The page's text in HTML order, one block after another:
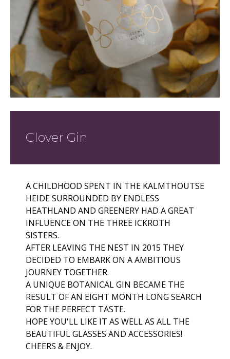
Clover Gin
A CHILDHOOD SPENT IN THE KALMTHOUTSE
HEIDE SURROUNDED BY ENDLESS
HEATHLAND AND GREENERY HAD A GREAT
INFLUENCE ON THE THREE ICKROTH
SISTERS.
AFTER LEAVING THE NEST IN 2015 THEY
DECIDED TO EMBARK ON A AMBITIOUS
JOURNEY TOGETHER.
A UNIQUE BOTANICAL GIN BECAME THE
RESULT OF AN EIGHT MONTH LONG SEARCH
FOR THE PERFECT TASTE.
HOPE YOU'LL LIKE IT AS WELL AS ALL THE
BEAUTIFUL GLASSES AND ACCESSORIES!
CHEERS & ENJOY.